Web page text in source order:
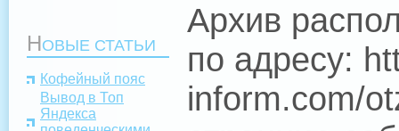
НОВЫЕ СТАТЬИ
Кофейный пояс
Вывод в Топ
Яндекса
Архив
по адресу:
inform.com/